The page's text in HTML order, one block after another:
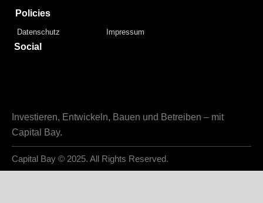
Policies
Datenschutz Impressum
Social
Investieren, Entwickeln, Bauen und Betreiben – mit
Capital Bay.
Capital Bay © 2025. All Rights Reserved.